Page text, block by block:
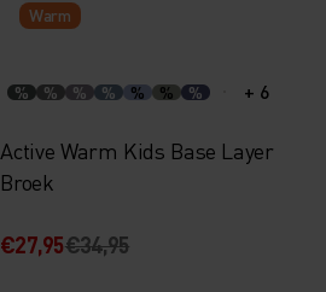
Warm
% % % % % % % + 6
Active Warm Kids Base Layer
Broek
€27,95€34,95